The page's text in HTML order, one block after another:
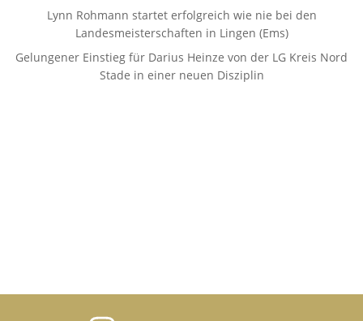
Lynn Rohmann startet erfolgreich wie nie bei den
Landesmeisterschaften in Lingen (Ems)
Gelungener Einstieg für Darius Heinze von der LG Kreis Nord
Stade in einer neuen Disziplin